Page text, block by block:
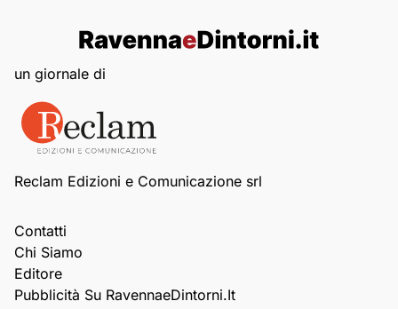
un giornale di
Reclam Edizioni e Comunicazione srl
Contatti
Chi Siamo
Editore
Pubblicità Su RavennaeDintorni.it